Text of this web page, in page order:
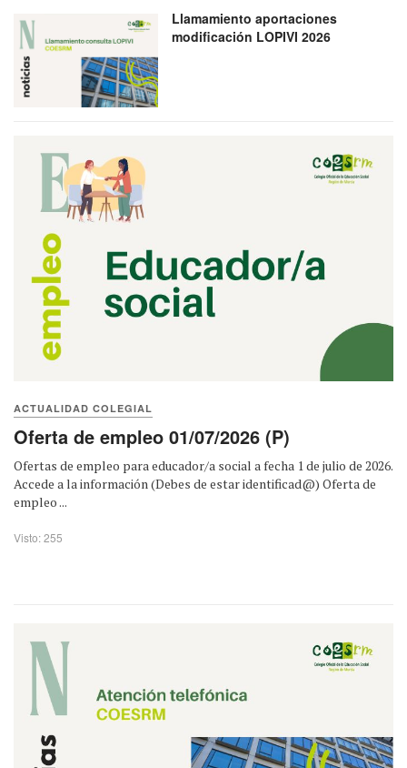
Llamamiento aportaciones
modificación LOPIVI 2026
ACTUALIDAD COLEGIAL
Oferta de empleo 01/07/2026 (P)
Ofertas de empleo para educador/a social a fecha 1 de julio de 2026.
Accede a la información (Debes de estar identificad@) Oferta de
empleo ...
Visto: 255